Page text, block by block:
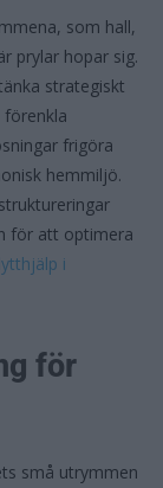
som hall,
prylar hopar sig.
strategiskt
frigöra
hemmiljö.
för att optimera
i
för
små utrymmen